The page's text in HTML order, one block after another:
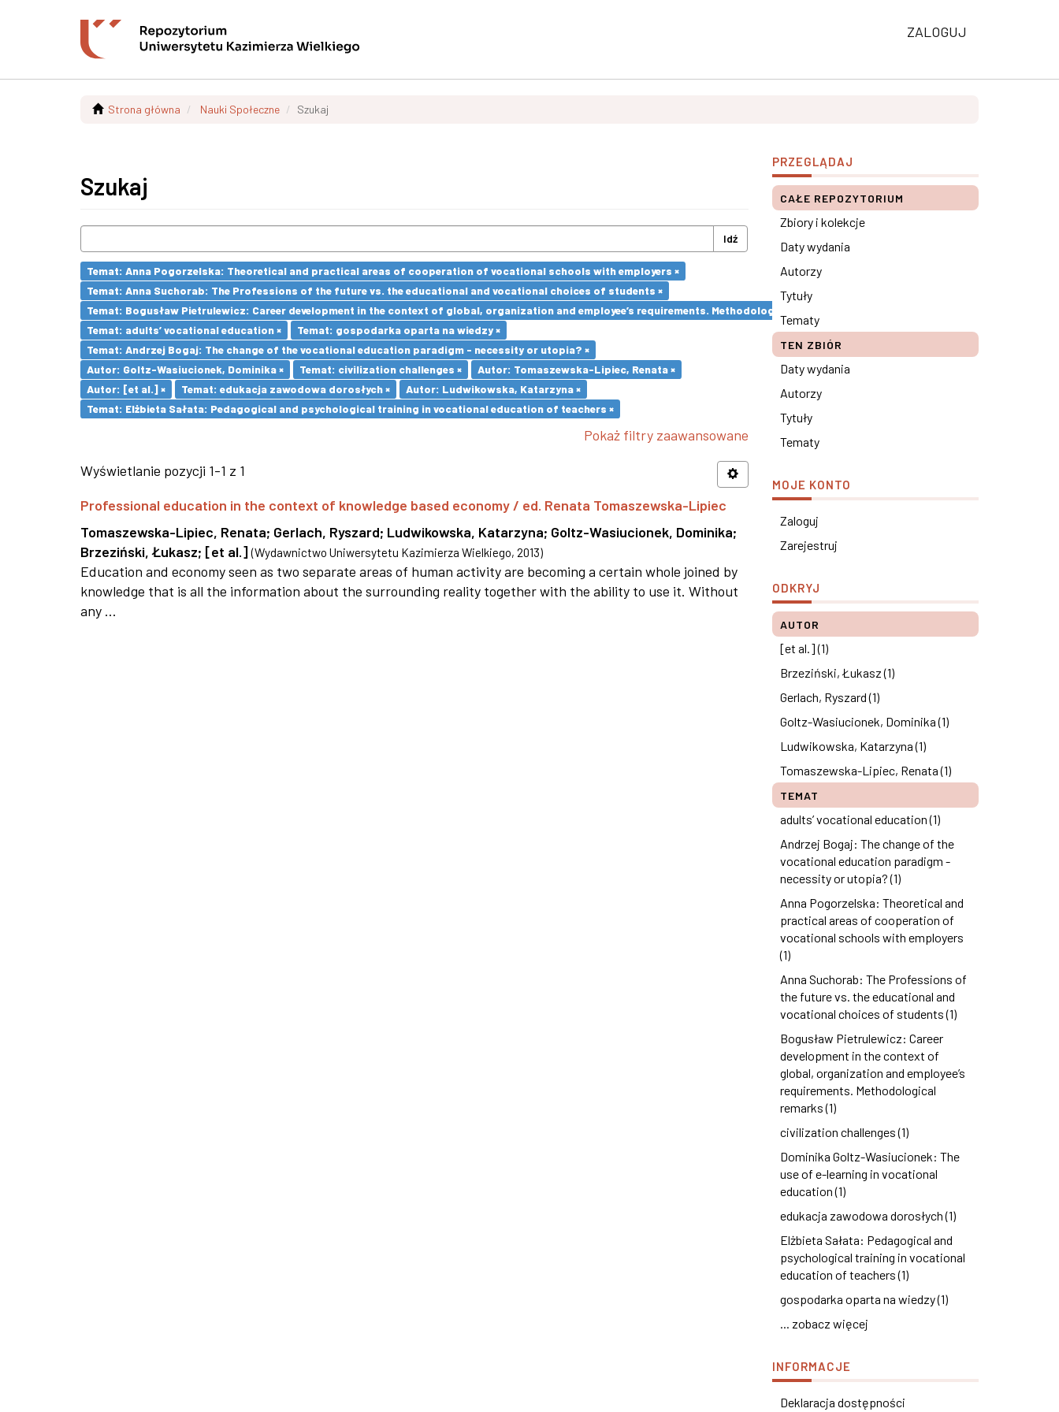
ZALOGUJ
Strona główna Nauki Społeczne Szukaj
Szukaj
Idź
Temat: Anna Pogorzelska: Theoretical and practical areas of cooperation of vocational schools with employers ×
Temat: Anna Suchorab: The Professions of the future vs. the educational and vocational choices of students ×
Temat: Bogusław Pietrulewicz: Career development in the context of global, organization and employee’s requirements. Methodological remarks ×
Temat: adults’ vocational education ×
Temat: gospodarka oparta na wiedzy ×
Temat: Andrzej Bogaj: The change of the vocational education paradigm - necessity or utopia? ×
Autor: Goltz-Wasiucionek, Dominika ×
Temat: civilization challenges ×
Autor: Tomaszewska-Lipiec, Renata ×
Autor: [et al.] ×
Temat: edukacja zawodowa dorosłych ×
Autor: Ludwikowska, Katarzyna ×
Temat: Elżbieta Sałata: Pedagogical and psychological training in vocational education of teachers ×
Pokaż filtry zaawansowane
Wyświetlanie pozycji 1-1 z 1
Professional education in the context of knowledge based economy / ed. Renata Tomaszewska-Lipiec
Tomaszewska-Lipiec, Renata; Gerlach, Ryszard; Ludwikowska, Katarzyna; Goltz-Wasiucionek, Dominika;
Brzeziński, Łukasz; [et al.] (Wydawnictwo Uniwersytetu Kazimierza Wielkiego, 2013)
Education and economy seen as two separate areas of human activity are becoming a certain whole joined by
knowledge that is all the information about the surrounding reality together with the ability to use it. Without
any ...
PRZEGLĄDAJ
CAŁE REPOZYTORIUM
Zbiory i kolekcje
Daty wydania
Autorzy
Tytuły
Tematy
TEN ZBIÓR
Daty wydania
Autorzy
Tytuły
Tematy
MOJE KONTO
Zaloguj
Zarejestruj
ODKRYJ
AUTOR
[et al.] (1)
Brzeziński, Łukasz (1)
Gerlach, Ryszard (1)
Goltz-Wasiucionek, Dominika (1)
Ludwikowska, Katarzyna (1)
Tomaszewska-Lipiec, Renata (1)
TEMAT
adults’ vocational education (1)
Andrzej Bogaj: The change of the
vocational education paradigm -
necessity or utopia? (1)
Anna Pogorzelska: Theoretical and
practical areas of cooperation of
vocational schools with employers
(1)
Anna Suchorab: The Professions of
the future vs. the educational and
vocational choices of students (1)
Bogusław Pietrulewicz: Career
development in the context of
global, organization and employee’s
requirements. Methodological
remarks (1)
civilization challenges (1)
Dominika Goltz-Wasiucionek: The
use of e-learning in vocational
education (1)
edukacja zawodowa dorosłych (1)
Elżbieta Sałata: Pedagogical and
psychological training in vocational
education of teachers (1)
gospodarka oparta na wiedzy (1)
... zobacz więcej
INFORMACJE
Deklaracja dostępności